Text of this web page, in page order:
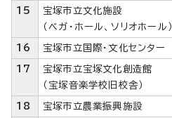
15
宝塚市立文化施設
（ベガ・ホール、ソリオホール）
16 宝塚市立国際・文化センター
17
宝塚市立宝塚文化創造館
（宝塚音楽学校旧校舎）
18 宝塚市立農業振興施設